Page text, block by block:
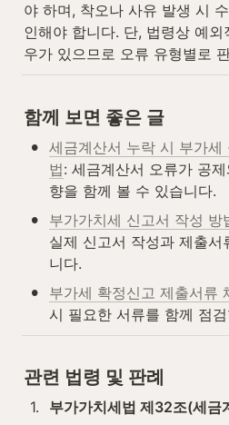
야 하며, 착오나 사유 발생 시
인해야 합니다. 단, 법령상 예
우가 있으므로 오류 유형별로
함께 보면 좋은 글
• 세금계산서 누락 시 부가
법: 세금계산서 오류가 공
향을 함께 볼 수 있습니다.
• 부가가치세 신고서 작성 방
실제 신고서 작성과 제출
니다.
• 부가세 확정신고 제출서류
시 필요한 서류를 함께 점
관련 법령 및 판례
1.
부가가치세법 제32조(세금